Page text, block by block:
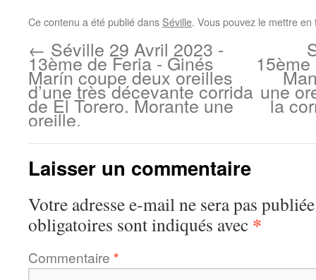
Ce contenu a été publié dans Séville. Vous pouvez le mettre
← Séville 29 Avril 2023 -
13ème de Feria - Ginés
Marín coupe deux oreilles
d’une très décevante corrida
de El Torero. Morante une
oreille.
une
la
Laisser un commentaire
Votre adresse e-mail ne sera pas
obligatoires sont indiqués avec *
Commentaire *